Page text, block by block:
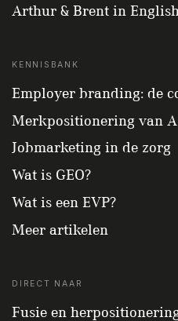
Arthur & Brent in English
KENNISBANK
Employer branding: de
Merkpositionering van
Jobmarketing in de zorg
Wat is GEO?
Wat is een EVP?
Meer artikelen
DIRECT NAAR
Fusie en